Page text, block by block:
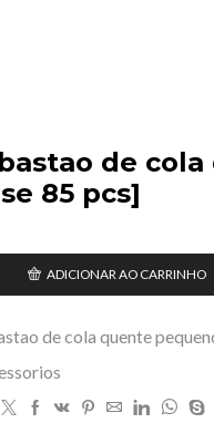
de
85 pcs]
ADICIONAR AO CARRINHO
de cola quente